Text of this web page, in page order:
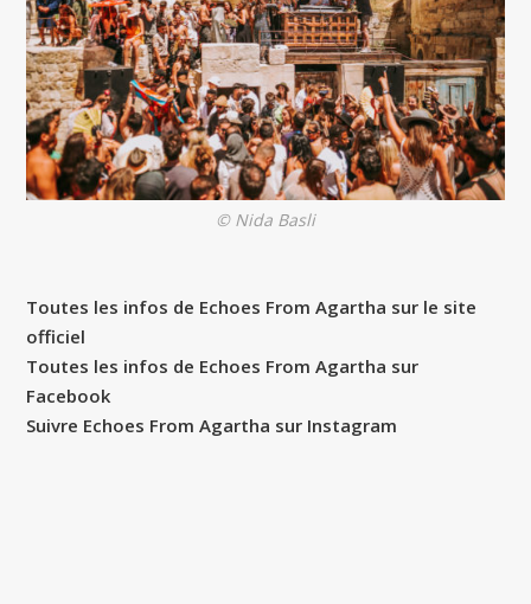
© Nida Basli
Toutes les infos de Echoes From Agartha sur le site
officiel
Toutes les infos de Echoes From Agartha sur
Facebook
Suivre Echoes From Agartha sur Instagram